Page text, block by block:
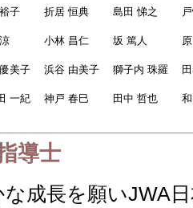
子 折居 恒典 島田 悌之
小林 昌仁 坂 篤人
美子 浜谷 由美子 獅子内 珠羅
一紀 神戸 春巳 田中 哲也
導士
成長を願いJWA